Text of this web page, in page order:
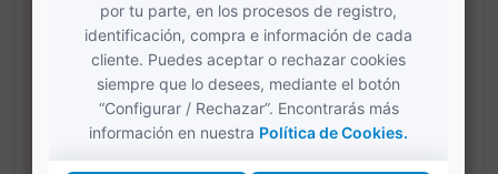
hoy), o te sobranun par de platos para el día
siguiente… que, sinceramente, se agradece.
Esto te evita el error típico de comprar "justo" para
6 y luego intentar estirar la paella a 8 a base de
subir la capa. Mejor al revés: más superficie y tú